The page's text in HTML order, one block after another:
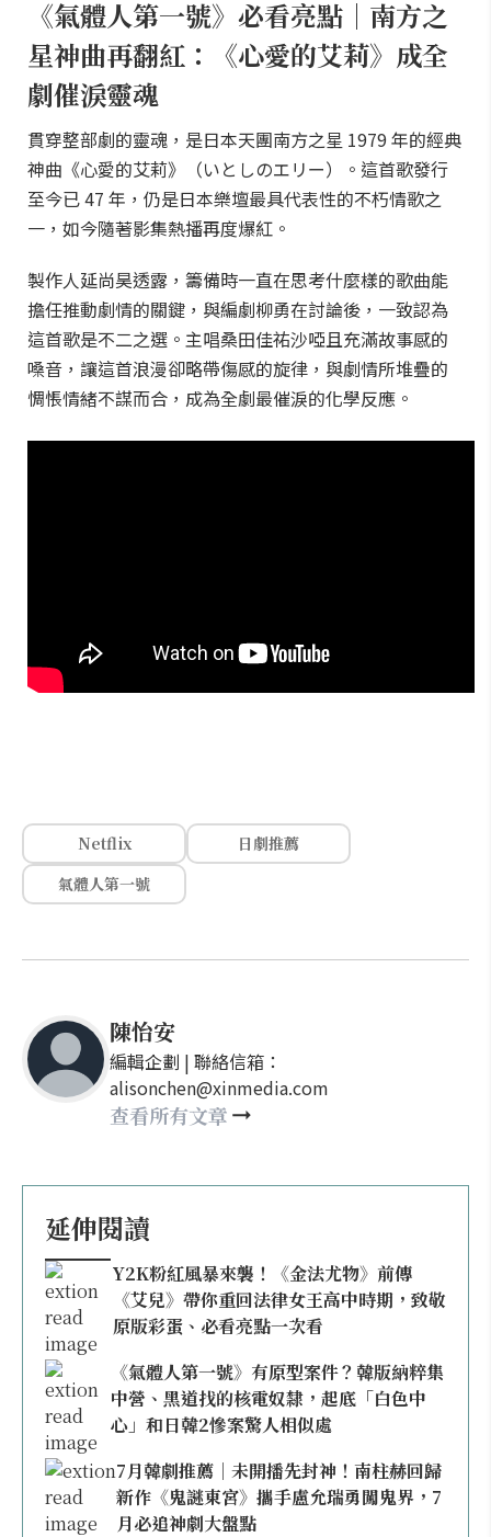
《氣體人第一號》必看亮點｜南方之
星神曲再翻紅：《心愛的艾莉》成全
劇催淚靈魂
貫穿整部劇的靈魂，是日本天團南方之星 1979 年的經典
神曲《心愛的艾莉》（いとしのエリー）。這首歌發行
至今已 47 年，仍是日本樂壇最具代表性的不朽情歌之
一，如今隨著影集熱播再度爆紅。
製作人延尚昊透露，籌備時一直在思考什麼樣的歌曲能
擔任推動劇情的關鍵，與編劇柳勇在討論後，一致認為
這首歌是不二之選。主唱桑田佳祐沙啞且充滿故事感的
嗓音，讓這首浪漫卻略帶傷感的旋律，與劇情所堆疊的
惆悵情緒不謀而合，成為全劇最催淚的化學反應。
Netflix
日劇推薦
氣體人第一號
陳怡安
編輯企劃 | 聯絡信箱：
alisonchen@xinmedia.com
查看所有文章
延伸閱讀
Y2K粉紅風暴來襲！《金法尤物》前傳
《艾兒》帶你重回法律女王高中時期，致敬
原版彩蛋、必看亮點一次看
《氣體人第一號》有原型案件？韓版納粹集
中營、黑道找的核電奴隸，起底「白色中
心」和日韓2慘案驚人相似處
7月韓劇推薦｜未開播先封神！南柱赫回歸
新作《鬼謎東宮》攜手盧允瑞勇闖鬼界，7
月必追神劇大盤點